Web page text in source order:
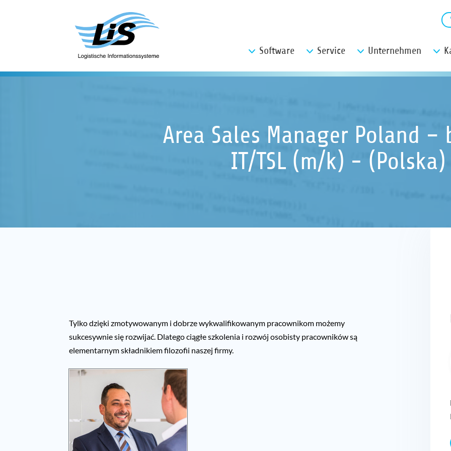
Software Service Unternehmen
Area Sales Manager Poland –
IT/TSL (m/k) - (Polska)
Area Sales Manager Poland – branża IT/
Tylko dzięki zmotywowanym i dobrze wykwalifikowanym pracownikom możemy
sukcesywnie się rozwijać. Dlatego ciągłe szkolenia i rozwój osobisty pracowników są
elementarnym składnikiem filozofii naszej firmy.